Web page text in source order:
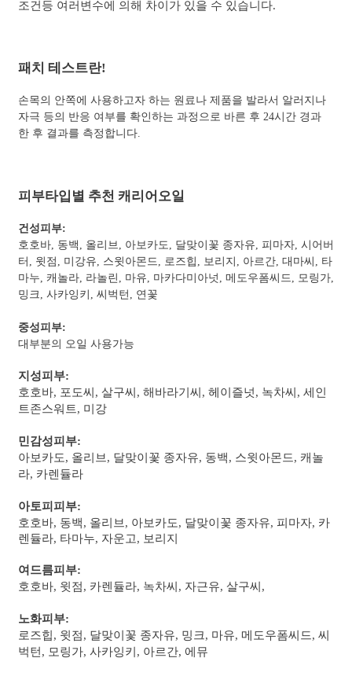
조건등 여러변수에 의해 차이가 있을 수 있습니다.
패치 테스트란!
손목의 안쪽에 사용하고자 하는 원료나 제품을 발라서 알러지나
자극 등의 반응 여부를 확인하는 과정으로 바른 후 24시간 경과
한 후 결과를 측정합니다.
피부타입별 추천 캐리어오일
건성피부:
호호바, 동백, 올리브, 아보카도, 달맞이꽃 종자유, 피마자, 시어버
터, 윗점, 미강유, 스윗아몬드, 로즈힙, 보리지, 아르간, 대마씨, 타
마누, 캐놀라, 라놀린, 마유, 마카다미아넛, 메도우폼씨드, 모링가,
밍크, 사카잉키, 씨벅턴, 연꽃
중성피부:
대부분의 오일 사용가능
지성피부:
호호바, 포도씨, 살구씨, 해바라기씨, 헤이즐넛, 녹차씨, 세인
트존스워트, 미강
민감성피부:
아보카도, 올리브, 달맞이꽃 종자유, 동백, 스윗아몬드, 캐놀
라, 카렌듈라
아토피피부:
호호바, 동백, 올리브, 아보카도, 달맞이꽃 종자유, 피마자, 카
렌듈라, 타마누, 자운고, 보리지
여드름피부:
호호바, 윗점, 카렌듈라, 녹차씨, 자근유, 살구씨,
노화피부:
로즈힙, 윗점, 달맞이꽃 종자유, 밍크, 마유, 메도우폼씨드, 씨
벅턴, 모링가, 사카잉키, 아르간, 에뮤